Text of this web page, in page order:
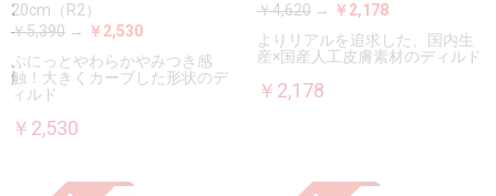
20cm（R2）
￥5,390 → ￥2,530
ぷにっとやわらかやみつき感
触！大きくカーブした形状のデ
ィルド
￥2,530
￥4,620 → ￥2,178
よりリアルを追求した、国内生
産×国産人工皮膚素材のディルド
￥2,178